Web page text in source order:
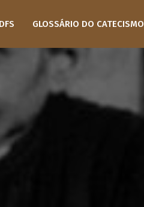
GLOSSÁRIO DO CATECISMO